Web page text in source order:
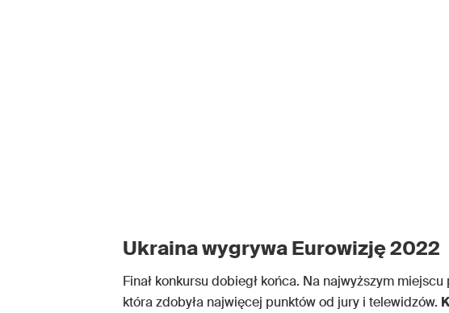
Ukraina wygrywa Eurowizję 2022
Finał konkursu dobiegł końca. Na najwyższym
która zdobyła najwięcej punktów od jury i telewidzów.